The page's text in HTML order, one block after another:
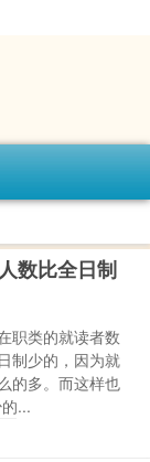
数比全日制
职类的就读者数
制少的，因为就
的多。而这样也
...